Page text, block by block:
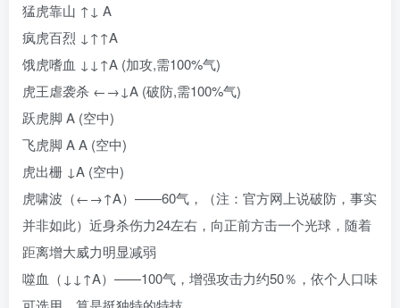
猛虎靠山 ↑↓ A
疯虎百烈 ↓↑↑A
饿虎嗜血 ↓↓↑A (加攻,需100%气)
虎王虐袭杀 ←→↓A (破防,需100%气)
跃虎脚 A (空中)
飞虎脚 A A (空中)
虎出栅 ↓A (空中)
虎啸波（←→↑A）——60气，（注：官方网上说破防，事实
并非如此）近身杀伤力24左右，向正前方击一个光球，随着
距离增大威力明显减弱
噬血（↓↓↑A）——100气，增强攻击力约50％，依个人口味